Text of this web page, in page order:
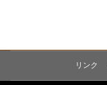
リンク